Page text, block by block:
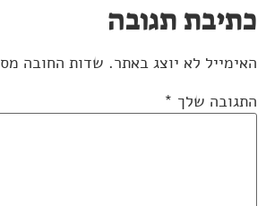
כתיבת תגובה
האימייל לא יוצג באתר. שדות החובה
התגובה שלך *